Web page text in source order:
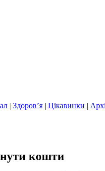
| Здоров’я | Цікавинки |
кошти